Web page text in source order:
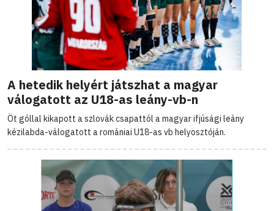
A hetedik helyért játszhat a magyar
válogatott az U18-as leány-vb-n
Öt góllal kikapott a szlovák csapattól a magyar ifjúsági leány
kézilabda-válogatott a romániai U18-as vb helyosztóján.